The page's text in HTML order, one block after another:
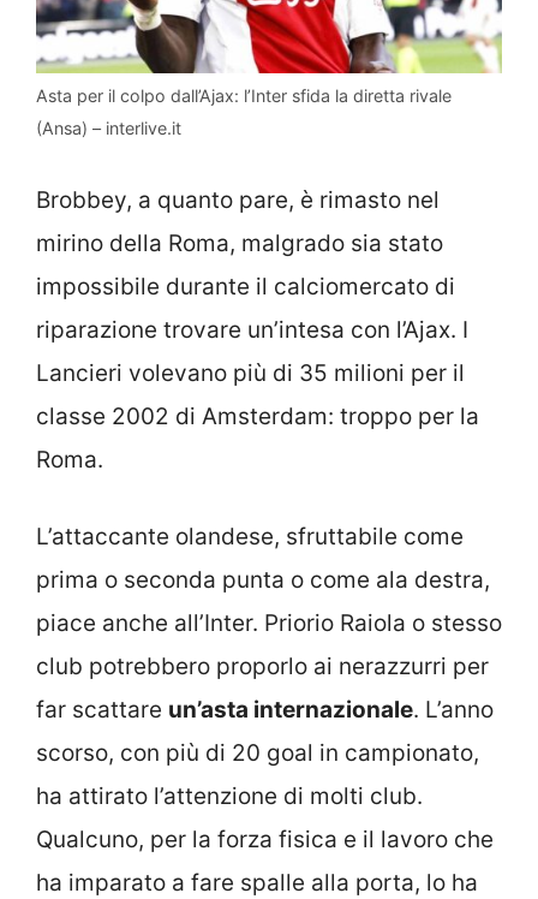
Asta per il colpo dall’Ajax: l’Inter sfida la diretta rivale
(Ansa) – interlive.it
Brobbey, a quanto pare, è rimasto nel
mirino della Roma, malgrado sia stato
impossibile durante il calciomercato di
riparazione trovare un’intesa con l’Ajax. I
Lancieri volevano più di 35 milioni per il
classe 2002 di Amsterdam: troppo per la
Roma.
L’attaccante olandese, sfruttabile come
prima o seconda punta o come ala destra,
piace anche all’Inter. Priorio Raiola o stesso
club potrebbero proporlo ai nerazzurri per
far scattare un’asta internazionale. L’anno
scorso, con più di 20 goal in campionato,
ha attirato l’attenzione di molti club.
Qualcuno, per la forza fisica e il lavoro che
ha imparato a fare spalle alla porta, lo ha